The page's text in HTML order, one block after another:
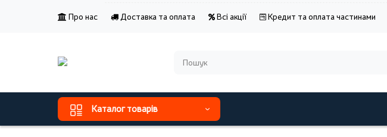
Про нас Доставка та оплата Всі акції Кредит та оплата частинами
Каталог товарів